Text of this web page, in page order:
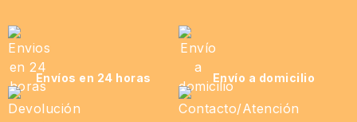
Envíos en 24 horas Envío a domicilio